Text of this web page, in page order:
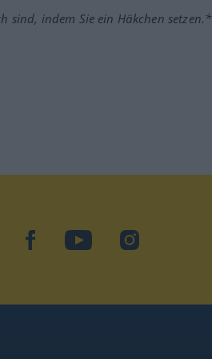
sind, indem Sie ein Häkchen setzen.*
facebookYouTubeInstagram